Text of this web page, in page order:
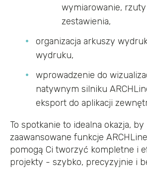
wymiarowanie,
zestawienia,
organizacja arkuszy
wydruku,
wprowadzenie do
natywnym silniku
eksport do aplikacji
To spotkanie to idealna okazja,
zaawansowane funkcje
pomogą Ci tworzyć kompletne i
projekty - szybko, precyzyjnie i